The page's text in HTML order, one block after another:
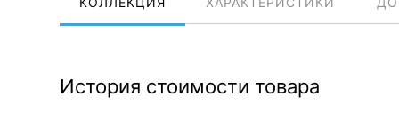
История стоимости товара